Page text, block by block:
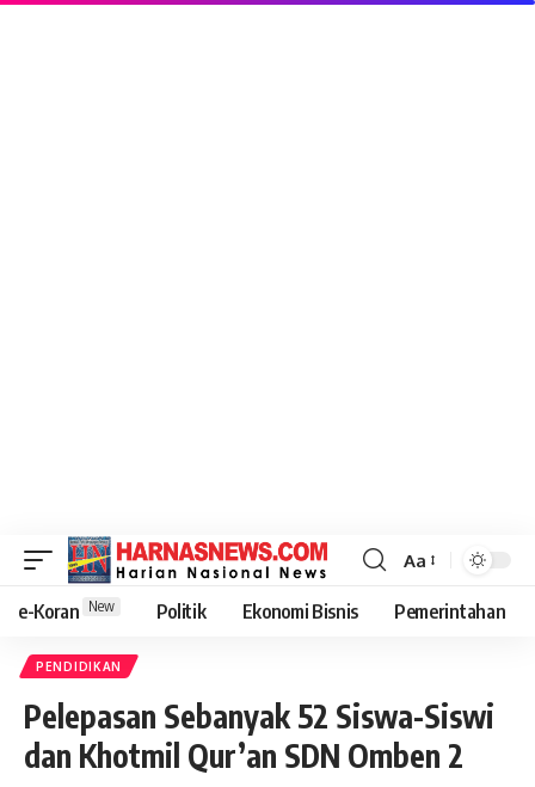
Aa
e-Koran New Politik Ekonomi Bisnis Pemerintahan
PENDIDIKAN
Pelepasan Sebanyak 52 Siswa-Siswi
dan Khotmil Qur’an SDN Omben 2